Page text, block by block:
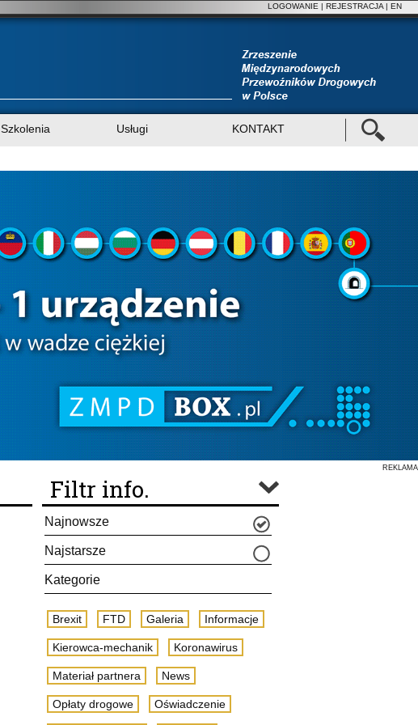
LOGOWANIE | REJESTRACJA | EN
Szkolenia Usługi KONTAKT
REKLAMA
Filtr info.
Najnowsze
Najstarsze
Kategorie
Brexit FTD Galeria Informacje
Kierowca-mechanik Koronawirus
Materiał partnera News
Opłaty drogowe Oświadczenie